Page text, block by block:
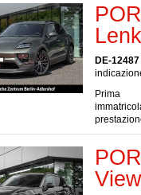
DE-
Prima